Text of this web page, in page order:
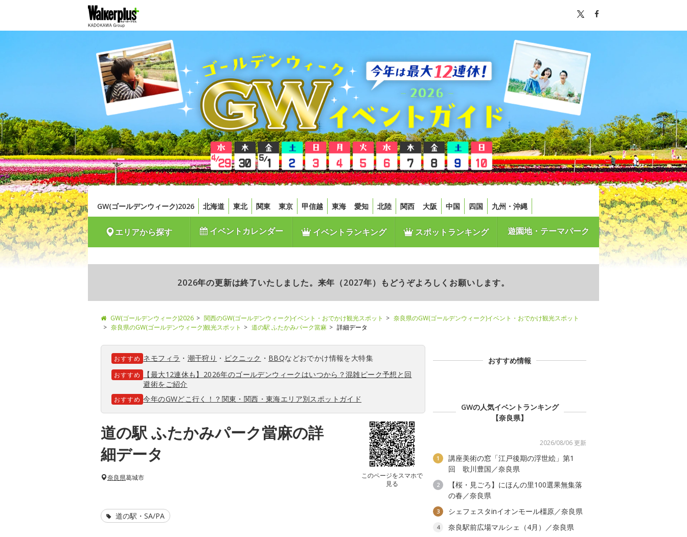
GW(ゴールデンウィーク)2026 北海道 東北 関東 東京 甲信越 東海 愛知 北陸 関西 大阪 中国 四国 九州・沖縄
エリアから探す イベントカレンダー イベントランキング スポットランキング 遊園地・テーマパーク
2026年の更新は終了いたしました。来年（2027年）もどうぞよろしくお願いします。
GW(ゴールデンウィーク)2026 関西のGW(ゴールデンウィーク)イベント・おでかけ観光スポット
奈良県のGW(ゴールデンウィーク)イベント・おでかけ観光スポット
奈良県のGW(ゴールデンウィーク)観光スポット
道の駅 ふたかみパーク當麻 詳細データ
おすすめ ネモフィラ ・ 潮干狩り ・ ピクニック ・ BBQなどおでかけ情報を大特集
おすすめ
【最大12連休も】2026年のゴールデンウィークはいつから？混雑ピーク予想と回
避術をご紹介
おすすめ 今年のGWどこ行く！？関東・関西・東海エリア別スポットガイド
道の駅 ふたかみパーク當麻の詳
細データ
このページをスマホで
見る
奈良県葛城市
道の駅・SA/PA
おすすめ情報
GWの人気イベントランキング
【奈良県】
2026/08/06 更新
1
講座美術の窓「江戸後期の浮世絵」第1
回 歌川豊国／奈良県
2
【桜・見ごろ】にほんの里100選果無集落
の春／奈良県
3 シェフェスタinイオンモール橿原／奈良県
4 奈良駅前広場マルシェ（4月）／奈良県